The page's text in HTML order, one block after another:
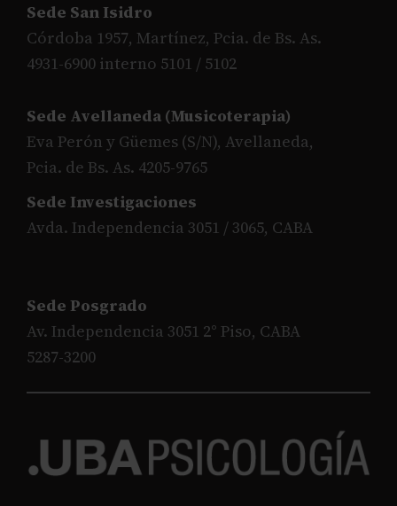
Sede San Isidro
Córdoba 1957, Martínez, Pcia. de Bs. As.
4931-6900 interno 5101 / 5102
Sede Avellaneda (Musicoterapia)
Eva Perón y Güemes (S/N), Avellaneda,
Pcia. de Bs. As. 4205-9765
Sede Investigaciones
Avda. Independencia 3051 / 3065, CABA
Sede Posgrado
Av. Independencia 3051 2° Piso, CABA
5287-3200